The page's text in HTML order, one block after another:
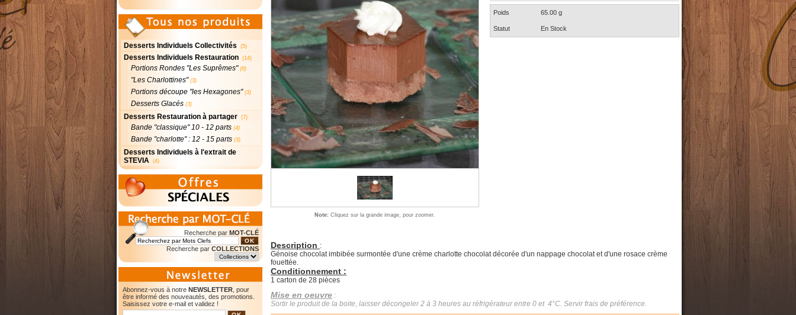
Desserts Individuels Collectivités (5)
Desserts Individuels Restauration (14)
Portions Rondes "Les Suprêmes"(8)
"Les Charlottines"(3)
Portions découpe "les Hexagones"(3)
Desserts Glacés (3)
Desserts Restauration à partager (7)
Bande "classique" 10 - 12 parts (4)
Bande "charlotte" : 12 - 15 parts (3)
Desserts Individuels à l'extrait de
STEVIA (4)
Recherche par MOT-CLÉ
Recherche par COLLECTIONS
Abonnez-vous à notre NEWSLETTER , pour
être informé des nouveautés, des promotions.
Saisissez votre e-mail et validez !
Note: Cliquez sur la grande image, pour zoomer.
Poids 65.00 g
Statut En Stock
Description :
Génoise chocolat imbibée surmontée d'une crème charlotte chocolat décorée d'un nappage chocolat et d'une rosace crème
fouettée.
Conditionnement :
1 carton de 28 pièces
Mise en oeuvre :
Sortir le produit de la boite, laisser décongeler 2 à 3 heures au réfrigérateur entre 0 et 4°C. Servir frais de préférence.